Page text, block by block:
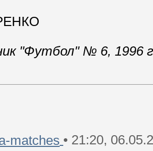
"Футбол" № 6, 1996
matches • 21:20,